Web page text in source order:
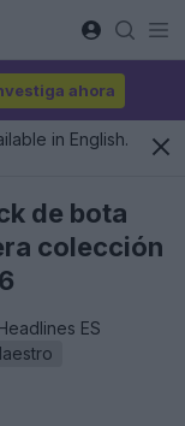
ahora
in English.
de bota
colección
ES